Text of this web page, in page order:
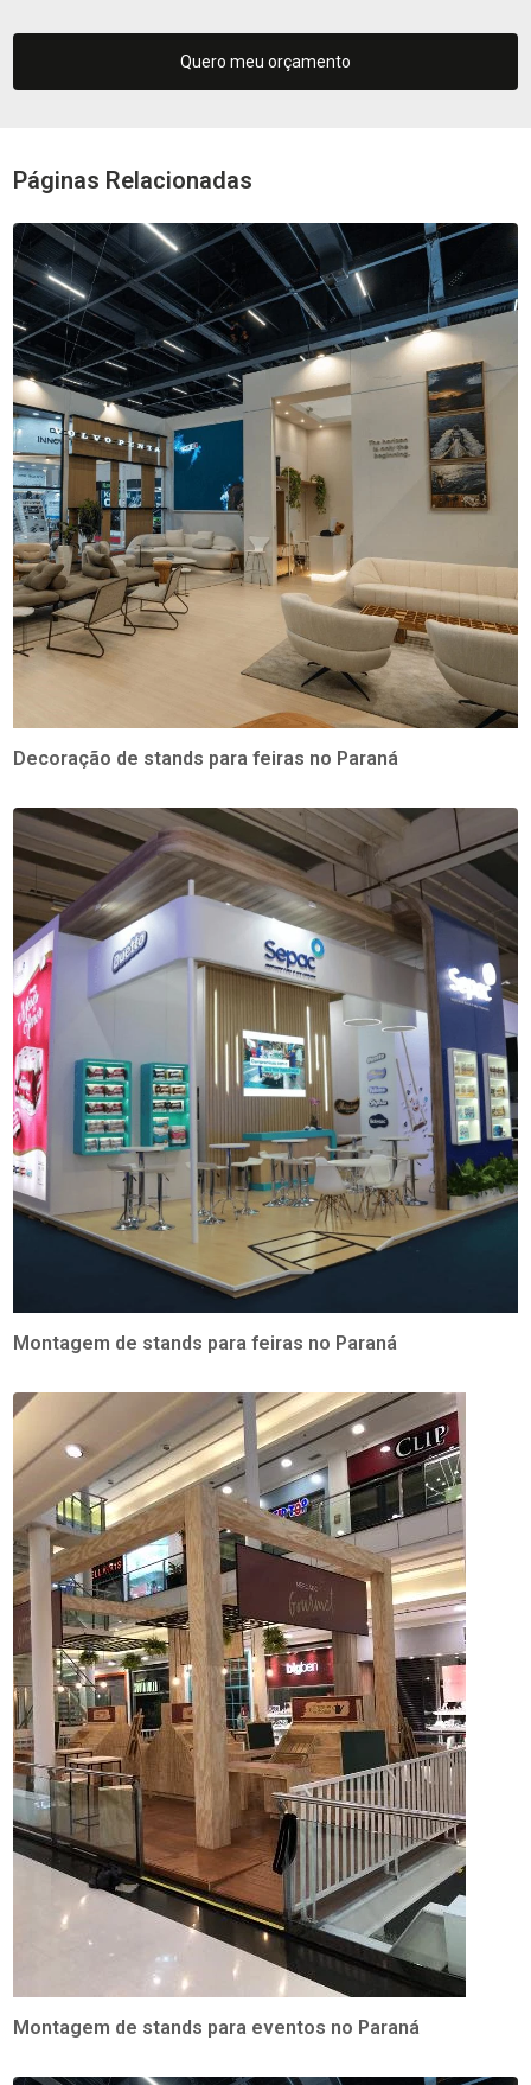
Quero meu orçamento
Páginas Relacionadas
Decoração de stands para feiras no Paraná
Montagem de stands para feiras no Paraná
Montagem de stands para eventos no Paraná